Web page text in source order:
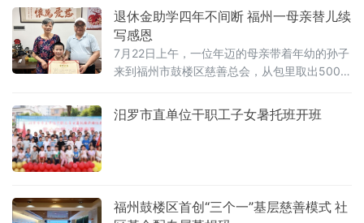
峻。此次汛情中，横州市为受灾核心区域，六
蓝水库、云表水库等重点水利设施相继出现漫
顶、坝体缺口等重大险情，泄洪洪水致使周边
多个村庄受淹，部分区域一度陷入道路、通信
双重中断的困境。
退休金助学四年不间断 福州一母亲替儿续
写感恩
7月22日上午，一位年迈的母亲带着年幼的孙子
来到福州市鼓楼区慈善总会，从包里取出500元
人退休金进行捐赠。而这一善举，源于数年前
她的儿子曾作为困境学生接受过该会的助学资
汨罗市直单位干职工子女暑托班开班
福州鼓楼区首创“三个一”基层慈善模式 社